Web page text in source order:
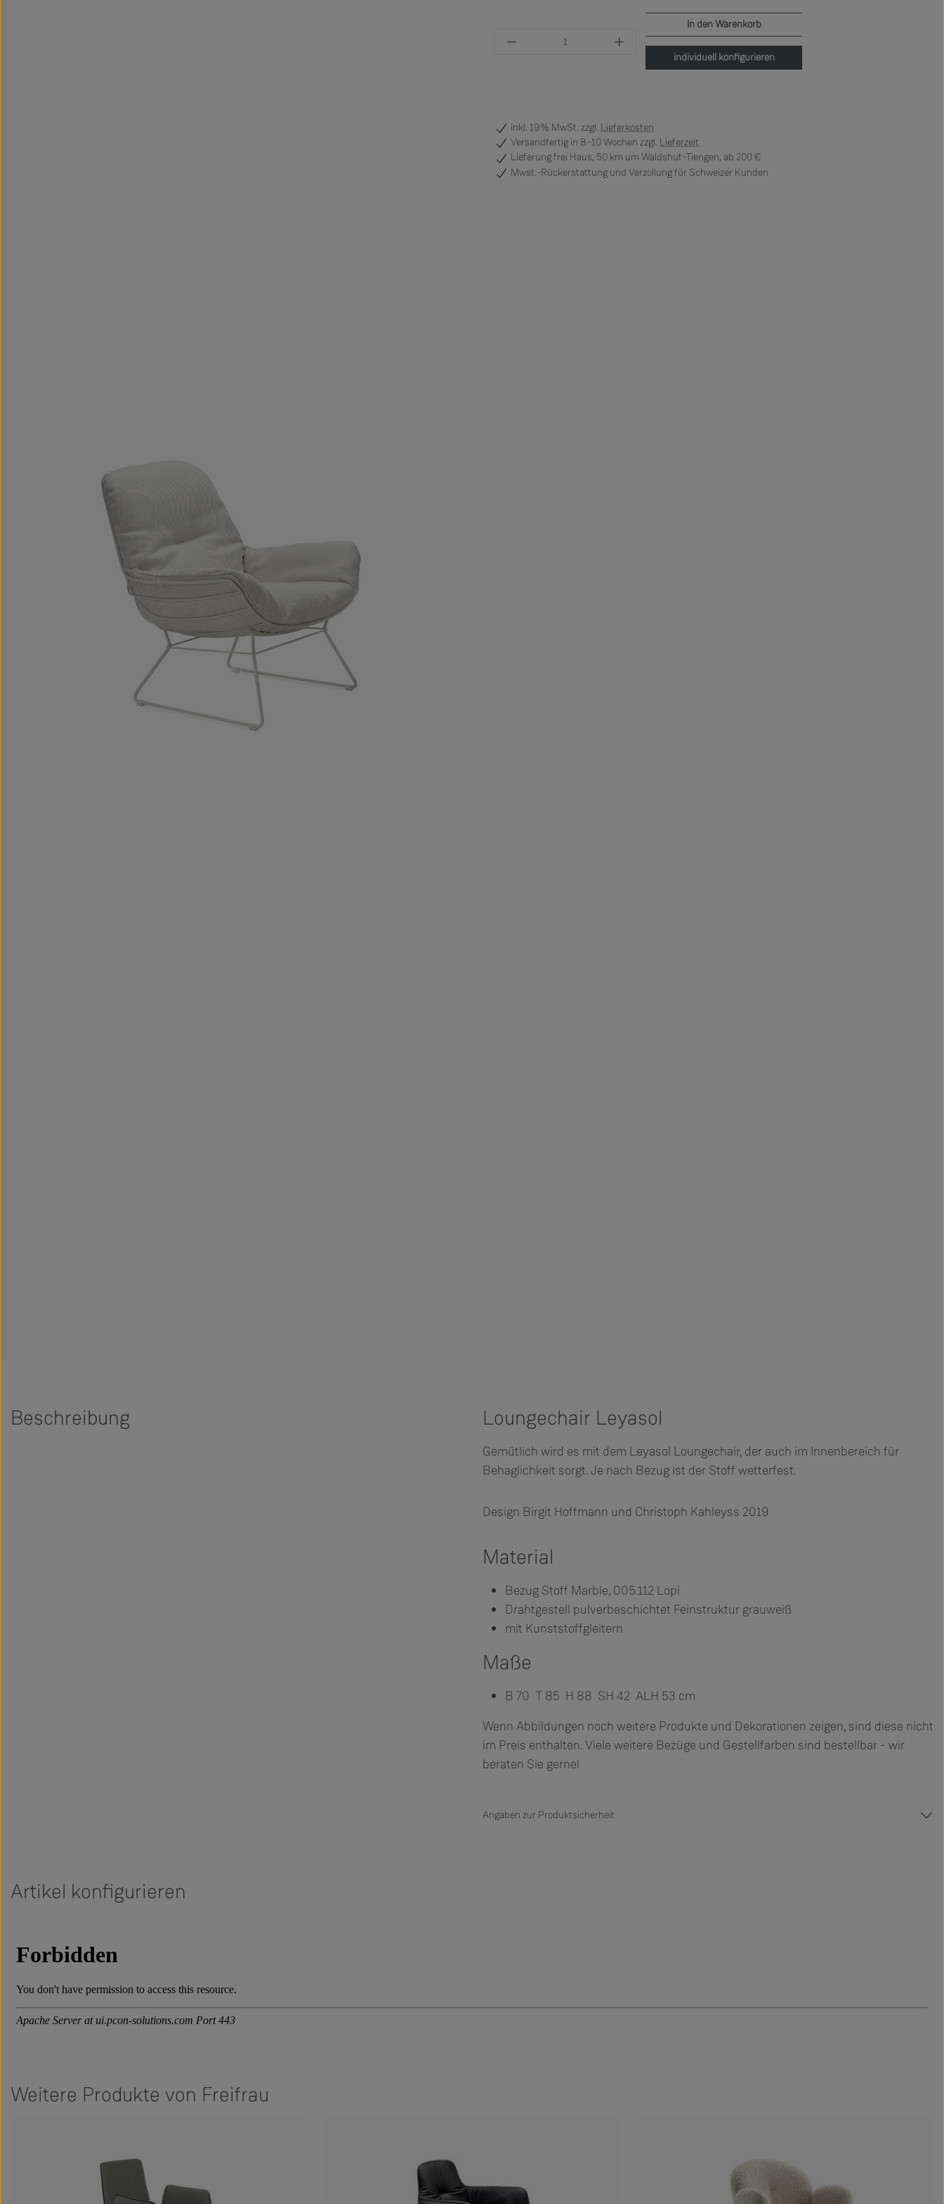
Produkt Anzahl: Gib den gewünschten Wert ein oder
In den Warenkorb
individuell konfigurieren
inkl. 19% MwSt. zzgl. Lieferkosten
Versandfertig in 8–10 Wochen zzgl. Lieferzeit
Lieferung frei Haus, 50 km um Waldshut-Tiengen, ab 200 €
Mwst.-Rückerstattung und Verzollung für Schweizer Kunden
Beschreibung Loungechair Leyasol
Gemütlich wird es mit dem Leyasol Loungechair, der auch im Innenbereich für
Behaglichkeit sorgt. Je nach Bezug ist der Stoff wetterfest.
Design Birgit Hoffmann und Christoph Kahleyss 2019
Material
Bezug Stoff Marble, 005.112 Lopi
Drahtgestell pulverbeschichtet Feinstruktur grauweiß
mit Kunststoffgleitern
Maße
B 70 T 85 H 88 SH 42 ALH 53 cm
Wenn Abbildungen noch weitere Produkte und Dekorationen zeigen, sind diese nicht
im Preis enthalten. Viele weitere Bezüge und Gestellfarben sind bestellbar - wir
beraten Sie gerne!
Angaben zur Produktsicherheit
Artikel konfigurieren
Weitere Produkte von Freifrau